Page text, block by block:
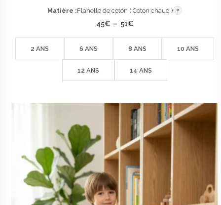
Matière :Flanelle de coton ( Coton chaud ) ?
45€ – 51€Plage
prix :
45€
2 ANS 6 ANS 8 ANS 10 ANS
12 ANS 14 ANS